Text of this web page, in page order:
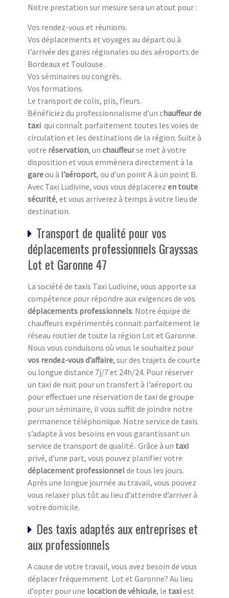
Notre prestation sur mesure sera un atout pour :
Vos rendez-vous et réunions.
Vos déplacements et voyages au départ ou à
l’arrivée des gares régionales ou des aéroports de
Bordeaux et Toulouse.
Vos séminaires ou congrès.
Vos formations.
Le transport de colis, plis, fleurs.
Bénéficiez du professionnalisme d’un chauffeur de
taxi qui connaît parfaitement toutes les voies de
circulation et les destinations de la région. Suite à
votre réservation, un chauffeurse met à votre
disposition et vous emmènera directement à la
gareou à l’aéroport, ou d’un point A à un point B.
Avec Taxi Ludivine, vous vous déplacerez en toute
sécurité, et vous arriverez à temps à votre lieu de
destination.
Transport de qualité pour vos
déplacements professionnels Grayssas
Lot et Garonne 47
La société de taxis Taxi Ludivine, vous apporte sa
compétence pour répondre aux exigences de vos
déplacements professionnels. Notre équipe de
chauffeurs expérimentés connait parfaitement le
réseau routier de toute la région Lot et Garonne.
Nous vous conduisons où vous le souhaitez pour
vos rendez-vous d’affaire, sur des trajets de courte
ou longue distance 7j/7 et 24h/24. Pour réserver
un taxi de nuit pour un transfert à l’aéroport ou
pour effectuer une réservation de taxi de groupe
pour un séminaire, il vous suffit de joindre notre
permanence téléphonique. Notre service de taxis
s’adapte à vos besoins en vous garantissant un
service de transport de qualité.. Grâce à un taxi
privé, d’une part, vous pouvez planifier votre
déplacement professionnelde tous les jours.
Après une longue journée au travail, vous pouvez
vous relaxer plus tôt au lieu d’attendre d’arriver à
votre domicile.
Des taxis adaptés aux entreprises et
aux professionnels
A cause de votre travail, vous avez besoin de vous
déplacer fréquemment Lot et Garonne? Au lieu
d’opter pour une location de véhicule, le taxiest